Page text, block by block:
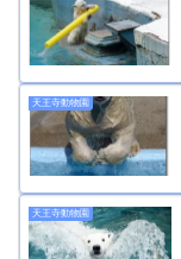
天王寺動物園
天王寺動物園